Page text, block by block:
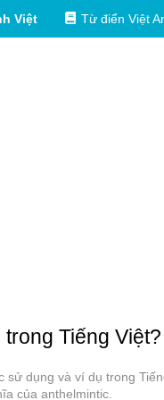
Việt Từ điển Việt
Tiếng Việt?
dụng và ví dụ trong
của anthelmintic.